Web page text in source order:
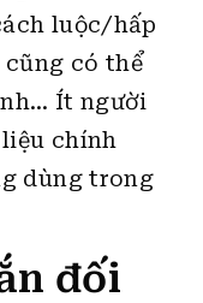
luộc/hấp
cũng có thể
Ít người
chính
dùng trong
đối